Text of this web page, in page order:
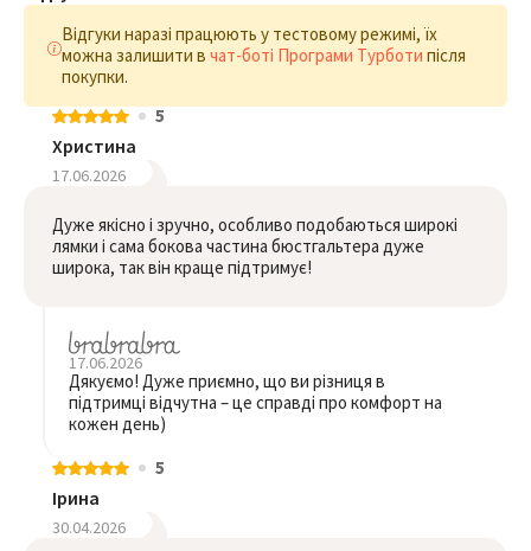
Відгуки наразі працюють у тестовому режимі, їх
можна залишити в чат-боті Програми Турботи після
покупки.
5
Христина
17.06.2026
Дуже якісно і зручно, особливо подобаються широкі
лямки і сама бокова частина бюстгальтера дуже
широка, так він краще підтримує!
17.06.2026
Дякуємо! Дуже приємно, що ви різниця в
підтримці відчутна – це справді про комфорт на
кожен день)
5
Ірина
30.04.2026